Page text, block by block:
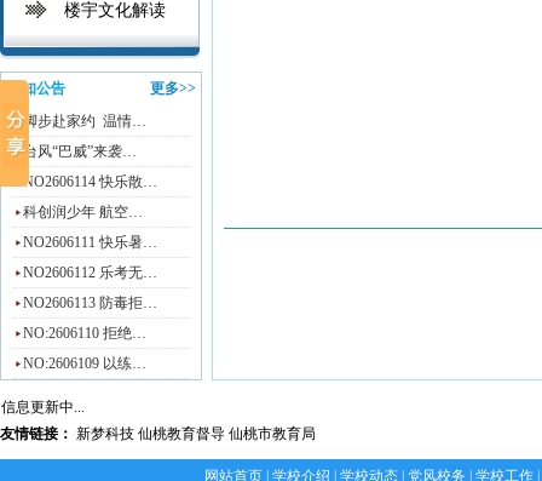
楼宇文化解读
通知公告
更多>>
脚步赴家约 温情…
台风“巴威”来袭…
NO2606114 快乐散…
科创润少年 航空…
NO2606111 快乐暑…
NO2606112 乐考无…
NO2606113 防毒拒…
NO:2606110 拒绝…
NO:2606109 以练…
信息更新中...
友情链接： 新梦科技 仙桃教育督导 仙桃市教育局
网站首页 |学校介绍 |学校动态 党风校务 |学校工作